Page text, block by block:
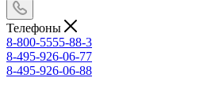
Телефоны
8-800-5555-88-3
8-495-926-06-77
8-495-926-06-88